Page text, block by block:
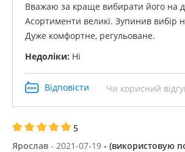
Вважаю за краще вибирати його на
Асортименти великі. Зупинив вибір
Дуже комфортне, регульоване.
Недоліки: Ні
Відповісти Чи корисний
5
Ярослав - 2021-07-19 - (використовую